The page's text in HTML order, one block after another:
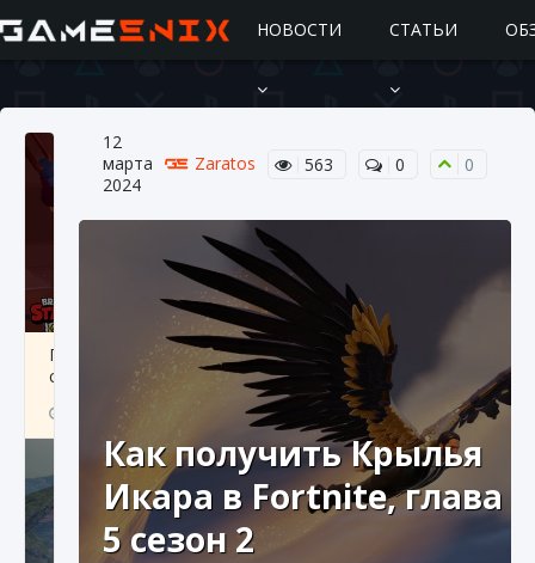
НОВОСТИ СТАТЬИ
Подробное руководство по получению
самоцветов Brawl Stars
10 августа 2024 2 685 1
12
марта
2024
Zaratos 563 0 0
Как получить Крылья
Икара в Fortnite, глава
5 сезон 2